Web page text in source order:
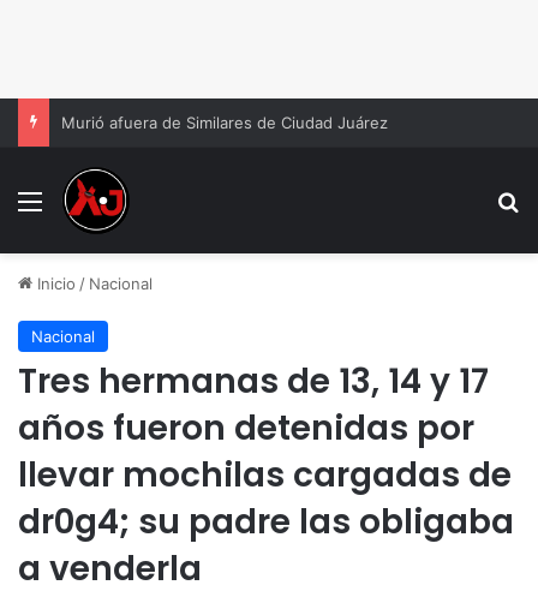
Murió afuera de Similares de Ciudad Juárez
Menu
Inicio / Nacional
Nacional
Tres hermanas de 13, 14 y 17
años fueron detenidas por
llevar mochilas cargadas de
dr0g4; su padre las obligaba
a venderla